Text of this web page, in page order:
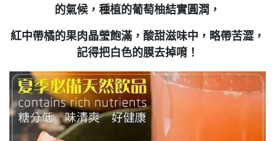
的氣候，種植的葡萄柚結實圓潤，
紅中帶橘的果肉晶瑩飽滿，酸甜滋味中，略帶苦澀，
記得把白色的膜去掉唷！